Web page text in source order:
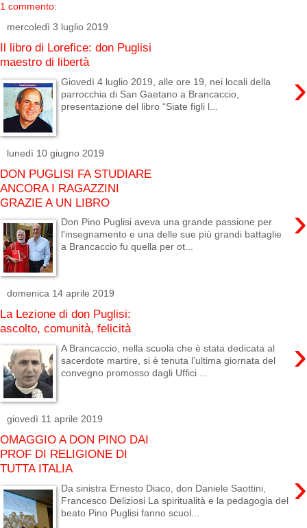
1 commento:
mercoledì 3 luglio 2019
Il libro di Lorefice: don Puglisi
maestro di libertà
›
Giovedì 4 luglio 2019, alle ore 19, nei locali della
parrocchia di San Gaetano a Brancaccio,
presentazione del libro “Siate figli l...
lunedì 10 giugno 2019
DON PUGLISI FA STUDIARE
ANCORA I RAGAZZINI
GRAZIE A UN LIBRO
›
Don Pino Puglisi aveva una grande passione per
l'insegnamento e una delle sue più grandi battaglie
a Brancaccio fu quella per ot...
domenica 14 aprile 2019
La Lezione di don Puglisi:
ascolto, comunità, felicità
›
A Brancaccio, nella scuola che è stata dedicata al
sacerdote martire, si è tenuta l’ultima giornata del
convegno promosso dagli Uffici ...
giovedì 11 aprile 2019
OMAGGIO A DON PINO DAI
PROF DI RELIGIONE DI
TUTTA ITALIA
›
Da sinistra Ernesto Diaco, don Daniele Saottini,
Francesco Deliziosi La spiritualità e la pedagogia del
beato Pino Puglisi fanno scuol...